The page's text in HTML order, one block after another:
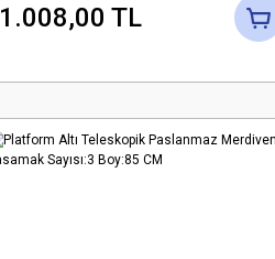
1.008,00 TL